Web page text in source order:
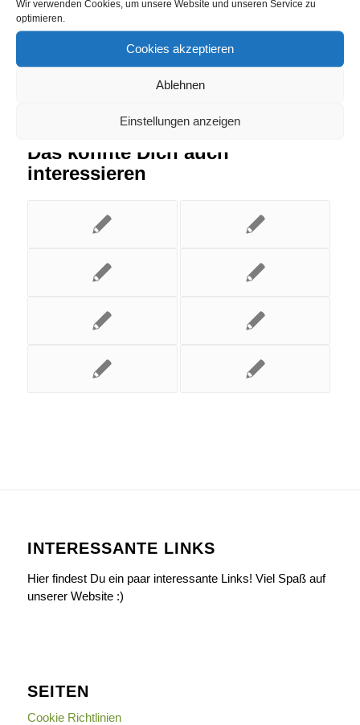
Wir verwenden Cookies, um unsere Website und unseren Service zu
optimieren.
Cookies akzeptieren
Ablehnen
Einstellungen anzeigen
Das könnte Dich auch
interessieren
INTERESSANTE LINKS
Hier findest Du ein paar interessante Links! Viel Spaß auf
unserer Website :)
SEITEN
Cookie Richtlinien